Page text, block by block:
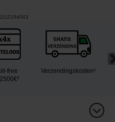
free
Verzendingskosten¹